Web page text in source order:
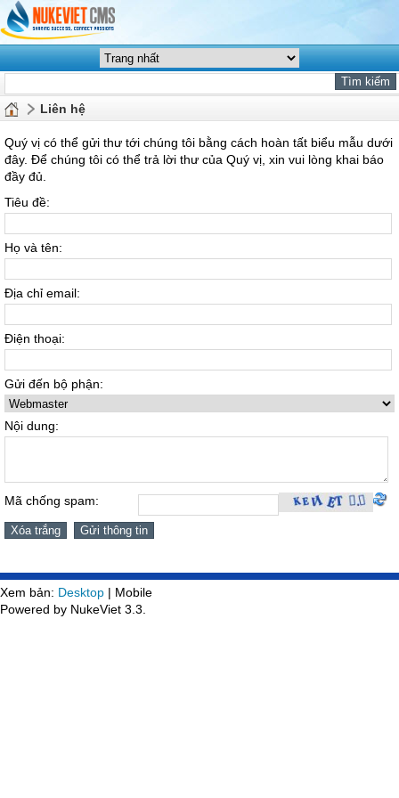
Liên hệ
Quý vị có thể gửi thư tới chúng tôi bằng cách hoàn tất biểu mẫu dưới
đây. Để chúng tôi có thể trả lời thư của Quý vị, xin vui lòng khai báo
đầy đủ.
Tiêu đề:
Họ và tên:
Địa chỉ email:
Điện thoại:
Gửi đến bộ phận:
Nội dung:
Mã chống spam:
Xem bản: Desktop | Mobile
Powered by NukeViet 3.3.